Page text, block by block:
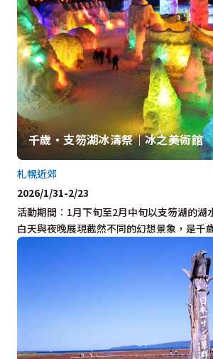
千歲・支笏湖冰濤祭｜冰之美術館
活動期間：1月下旬至2月中旬以支笏湖的湖
白天與夜晚展現截然不同的幻想景象，是千
札幌近郊
2026/1/31-2/23